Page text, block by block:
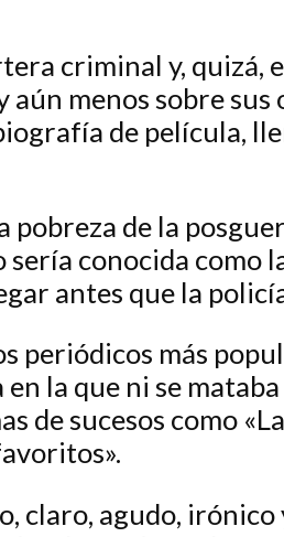
criminal y, quizá,
aún menos sobre
de película,
de la
conocida como
antes que la
periódicos más
la que ni se mataba
de sucesos como
claro, agudo,